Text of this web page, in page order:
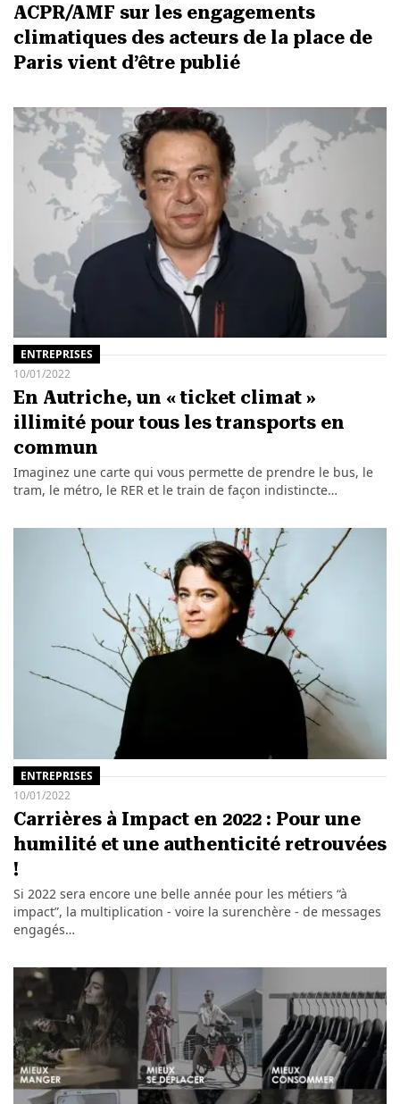
ACPR/AMF sur les engagements
climatiques des acteurs de la place de
Paris vient d’être publié
ENTREPRISES
10/01/2022
En Autriche, un « ticket climat »
illimité pour tous les transports en
commun
Imaginez une carte qui vous permette de prendre le bus, le
tram, le métro, le RER et le train de façon indistincte…
ENTREPRISES
10/01/2022
Carrières à Impact en 2022 : Pour une
humilité et une authenticité retrouvées
!
Si 2022 sera encore une belle année pour les métiers “à
impact”, la multiplication - voire la surenchère - de messages
engagés…